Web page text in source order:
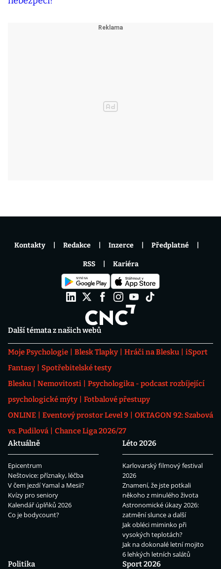
Další témata z našich webů
Moje Psychologie Blesk Tlapky Hráči na Blesku
iSport
Fantasy
Spotřebitelské testy
Blesku
Nemovitosti
Psychologika - podcast rozbíjející
psychologické mýty
Fotbalové přestupy
ONLINE
Eventový prostor Level 9
OKTAGON 92: Szabová
vs. Pudilová
Chance Liga 2026/27
Aktuálně
Epicentrum
Neštovice: příznaky, léčba
V čem jezdí Yamal a Mesii?
Kvízy pro seniory
Kalendář úplňků 2026
Co je bodycount?
Léto 2026
Karlovarský filmový festival
2026
Znamení, že jste potkali
někoho z minulého života
Astronomické úkazy 2026:
zatmění slunce a další
Jak obléci miminko při
vysokých teplotách?
Jak na dokonalé letní mojito
6 lehkých letních salátů
Politika
Sport 2026
Kontakty Redakce Inzerce Předplatné
RSS Kariéra